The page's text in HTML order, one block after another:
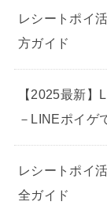
レシートポイ
方ガイド
【2025最新
－LINEポイゲ
レシートポイ
全ガイド